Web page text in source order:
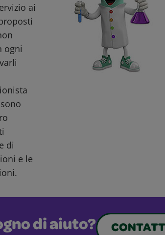
ai
ogni
di
e le
di aiuto?